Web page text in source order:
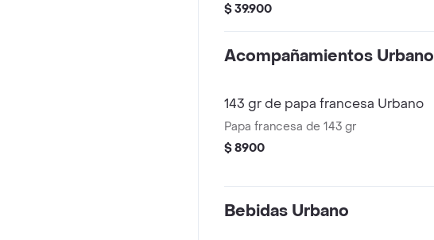
queso cheddar, doble porción de
$ 39.900
Acompañamientos Urbano
143 gr de papa francesa Urbano
Papa francesa de 143 gr
$ 8900
Bebidas Urbano